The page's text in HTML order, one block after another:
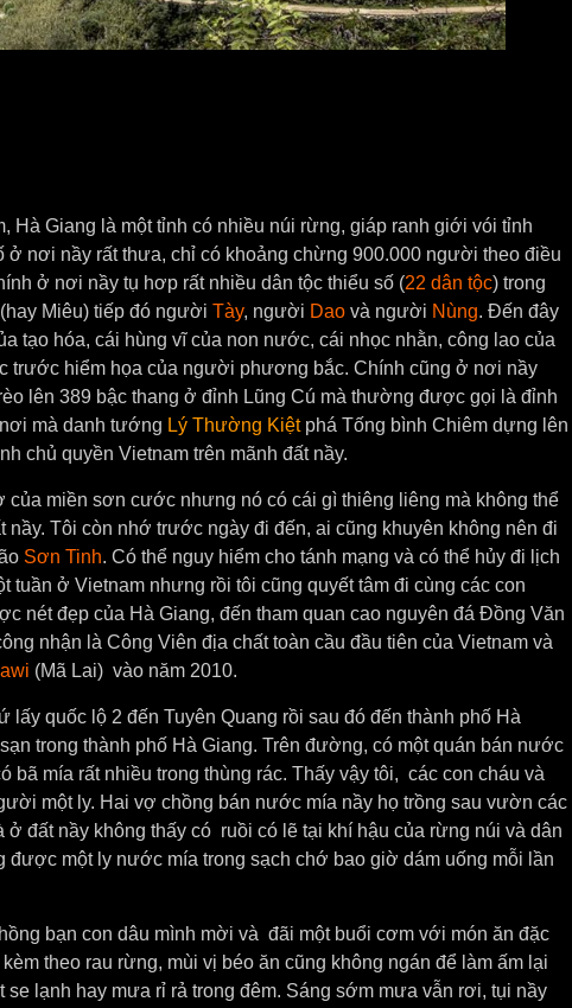
Hà Giang là một tỉnh có nhiều núi rừng, giáp ranh giới vói tỉnh
ở nơi nầy rất thưa, chỉ có khoảng chừng 900.000 người theo điều
ở nơi nầy tụ hơp rất nhiều dân tộc thiểu số (22 dân tộc) trong
(hay Miêu) tiếp đó người Tày, người Dao và người Nùng. Đến đây
tạo hóa, cái hùng vĩ của non nước, cái nhọc nhằn, công lao của
trước hiểm họa của người phương bắc. Chính cũng ở nơi nầy
lên 389 bậc thang ở đỉnh Lũng Cú mà thường được gọi là đỉnh
mà danh tướng Lý Thường Kiệtphá Tống bình Chiêm dựng lên
chủ quyền Vietnam trên mãnh đất nầy.
của miền sơn cước nhưng nó có cái gì thiêng liêng mà không thể
Tôi còn nhớ trước ngày đi đến, ai cũng khuyên không nên đi
Sơn Tinh. Có thể nguy hiểm cho tánh mạng và có thể hủy đi lịch
tuần ở Vietnam nhưng rồi tôi cũng quyết tâm đi cùng các con
nét đẹp của Hà Giang, đến tham quan cao nguyên đá Đồng Văn
nhận là Công Viên địa chất toàn cầu đầu tiên của Vietnam và
(Mã Lai) vào năm 2010.
lấy quốc lộ 2 đến Tuyên Quang rồi sau đó đến thành phố Hà
trong thành phố Hà Giang. Trên đường, có một quán bán nước
bã mía rất nhiều trong thùng rác. Thấy vậy tôi, các con cháu và
một ly. Hai vợ chồng bán nước mía nầy họ trồng sau vườn các
ở đất nầy không thấy có ruồi có lẽ tại khí hậu của rừng núi và dân
được một ly nước mía trong sạch chớ bao giờ dám uống mỗi lần
bạn con dâu mình mời và đãi một buổi cơm với món ăn đặc
theo rau rừng, mùi vị béo ăn cũng không ngán để làm ấm lại
lạnh hay mưa rỉ rả trong đêm. Sáng sớm mưa vẫn rơi, tụi nầy